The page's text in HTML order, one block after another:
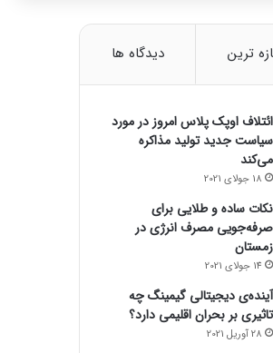
ترین دیدگاه ها
ائتلاف اوپک پلاس امروز در مورد
سیاست جدید تولید مذاکره
می‌کند
18 جولای 2021
نکات ساده و طلایی برای
صرفه‌جویی مصرف انرژی در
زمستان
14 جولای 2021
آینده‌ی دیجیتالی گیمینگ چه
تاثیری بر بحران اقلیمی دارد؟
28 آوریل 2021